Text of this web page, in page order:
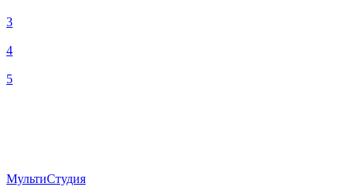
3
4
5
МультиСтудия